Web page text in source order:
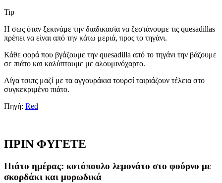
Tip
Η σως όταν ξεκινάμε την διαδικασία να ζεστάνουμε τις quesadillas
πρέπει να είναι από την κάτω μεριά, προς το τηγάνι.
Κάθε φορά που βγάζουμε την quesadilla από το τηγάνι την βάζουμε
σε πιάτο και καλύπτουμε με αλουμινόχαρτο.
Λίγα τσιπς μαζί με τα αγγουράκια τουρσί ταιριάζουν τέλεια στο
συγκεκριμένο πιάτο.
Πηγή: Red
ΠΡΙΝ ΦΥΓΕΤΕ
Πιάτο ημέρας: κοτόπουλο λεμονάτο στο φούρνο με
σκορδάκι και μυρωδικά